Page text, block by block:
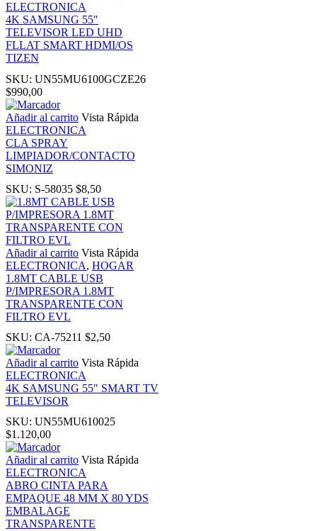
panel
panel
panel
Panel
panel
panel
ELECTRONICA
4K SAMSUNG 55″
TELEVISOR LED UHD
FLLAT SMART HDMI/OS
TIZEN
SKU: UN55MU6100GCZE26
$990,00
Añadir al carrito Vista Rápida
ELECTRONICA
CLA SPRAY
LIMPIADOR/CONTACTO
SIMONIZ
SKU: S-58035 $8,50
Añadir al carrito Vista Rápida
ELECTRONICA, HOGAR
1.8MT CABLE USB
P/IMPRESORA 1.8MT
TRANSPARENTE CON
FILTRO EVL
SKU: CA-75211 $2,50
Añadir al carrito Vista Rápida
ELECTRONICA
4K SAMSUNG 55″ SMART TV
TELEVISOR
SKU: UN55MU610025
$1.120,00
Añadir al carrito Vista Rápida
ELECTRONICA
ABRO CINTA PARA
EMPAQUE 48 MM X 80 YDS
EMBALAGE
TRANSPARENTE